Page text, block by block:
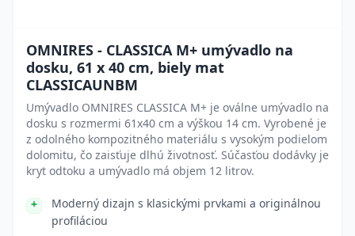
OMNIRES - CLASSICA M+ umývadlo na
dosku, 61 x 40 cm, biely mat
CLASSICAUNBM
Umývadlo OMNIRES CLASSICA M+ je oválne umývadlo na
dosku s rozmermi 61x40 cm a výškou 14 cm. Vyrobené je
z odolného kompozitného materiálu s vysokým podielom
dolomitu, čo zaisťuje dlhú životnosť. Súčasťou dodávky je
kryt odtoku a umývadlo má objem 12 litrov.
Moderný dizajn s klasickými prvkami a originálnou
profiláciou